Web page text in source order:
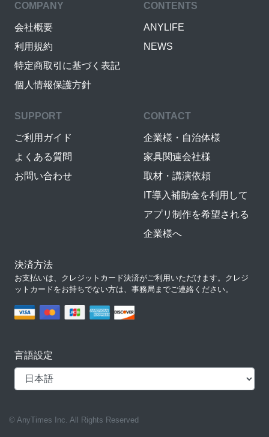
COMPANY
会社概要
利用規約
特定商取引に基づく表記
個人情報保護方針
CONTENTS
ANYLIFE
NEWS
SUPPORT
ご利用ガイド
よくある質問
お問い合わせ
CONTACT
企業様・自治体様
家具関連会社様
取材・講演依頼
IT導入補助金を利用して
アプリ制作を希望される
企業様へ
決済方法
お支払いは、クレジットカード決済がご利用いただけます。クレジ
ットカードをお持ちでない方は、事務局までご連絡ください。
言語設定
© AnyTimes Inc. All Rights Reserved